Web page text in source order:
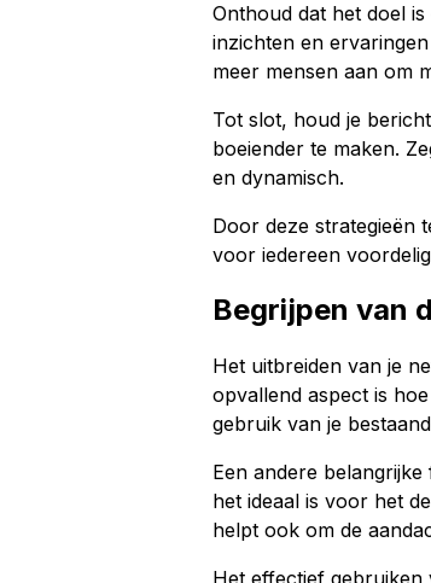
Onthoud dat het doel
inzichten en
meer mensen aan om
Tot slot, houd je
boeiender te maken.
en dynamisch.
Door deze strategieën
voor iedereen
Begrijpen van
Het uitbreiden van je
opvallend aspect is
gebruik van je
Een andere
het ideaal is voor het
helpt ook om de